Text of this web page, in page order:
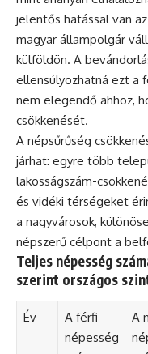
jelentős hatással van
magyar állampolgár
külföldön. A
ellensúlyozhatná ezt a
nem elegendő ahhoz,
csökkenését.
A népsűrűség
járhat: egyre több
lakosságszám-
és vidéki térségeket
a nagyvárosok,
népszerű célpont a
Teljes népesség
szerint országos
Év
A férfi
népesség
A